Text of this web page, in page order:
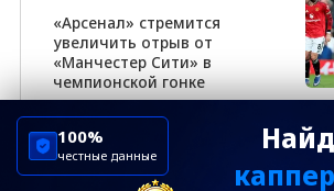
«Арсенал» стремится
увеличить отрыв от
«Манчестер Сити» в
чемпионской гонке
100%
честные данные